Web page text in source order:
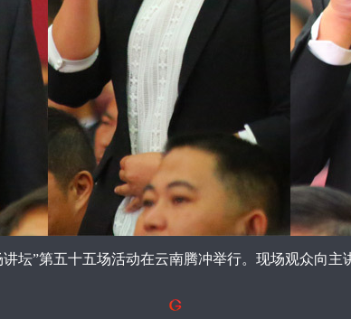
”第五十五场活动在云南腾冲举行。 现场观众向主